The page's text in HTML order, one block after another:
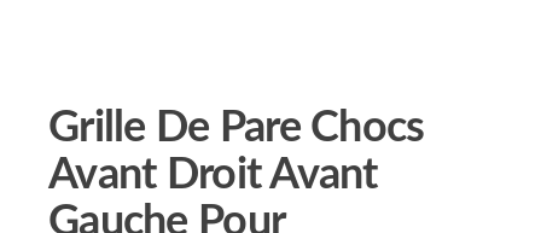
Grille De Pare Chocs
Avant Droit Avant
Gauche Pour